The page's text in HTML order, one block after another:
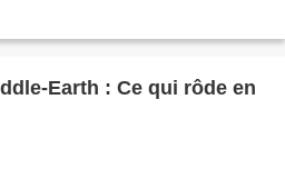
Earth : Ce qui rôde en